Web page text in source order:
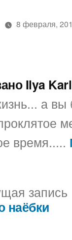
8 февраля,
Ilya
а вы
время.....
запись
наёбки